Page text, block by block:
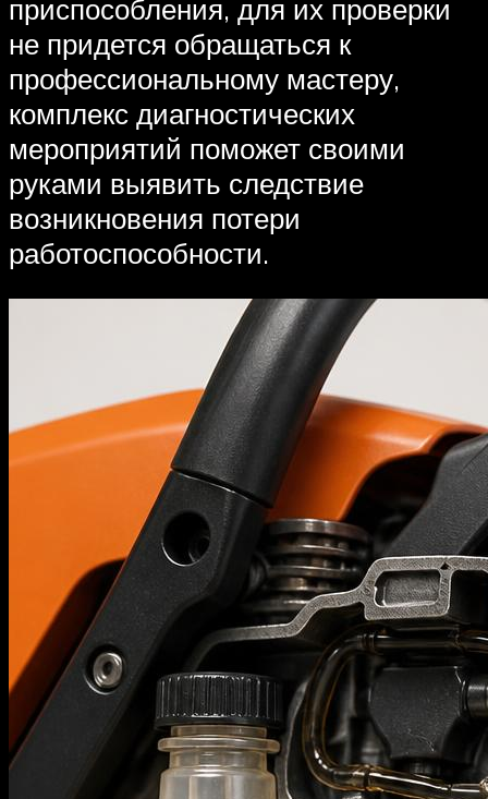
приспособления, для их проверки
не придется обращаться к
профессиональному мастеру,
комплекс диагностических
мероприятий поможет своими
руками выявить следствие
возникновения потери
работоспособности.